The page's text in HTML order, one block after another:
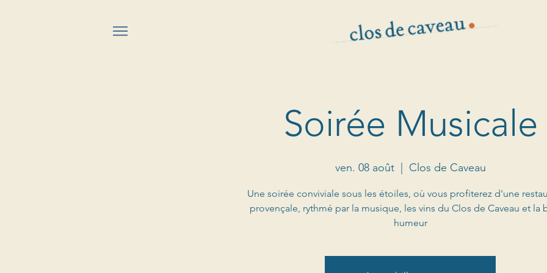
Soirée Musicale
ven. 08 août
  |
Clos de Caveau
Une soirée conviviale sous les étoiles, où vous profiterez d'une
provençale, rythmé par la musique, les vins du Clos de Caveau et la
humeur